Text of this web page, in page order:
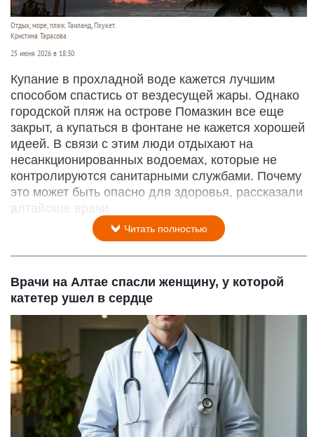
Отдых, море, пляж. Таиланд, Пхукет.
Кристина Тарасова
25 июня 2026 в 18:30
Купание в прохладной воде кажется лучшим
способом спастись от вездесущей жары. Однако
городской пляж на острове Помазкин все еще
закрыт, а купаться в фонтане не кажется хорошей
идеей. В связи с этим люди отдыхают на
несанкционированных водоемах, которые не
контролируются санитарными службами. Почему
это может быть опасно для здоровья, рассказали
алтайские врачи.
Читать полностью
Врачи на Алтае спасли женщину, у которой
катетер ушел в сердце